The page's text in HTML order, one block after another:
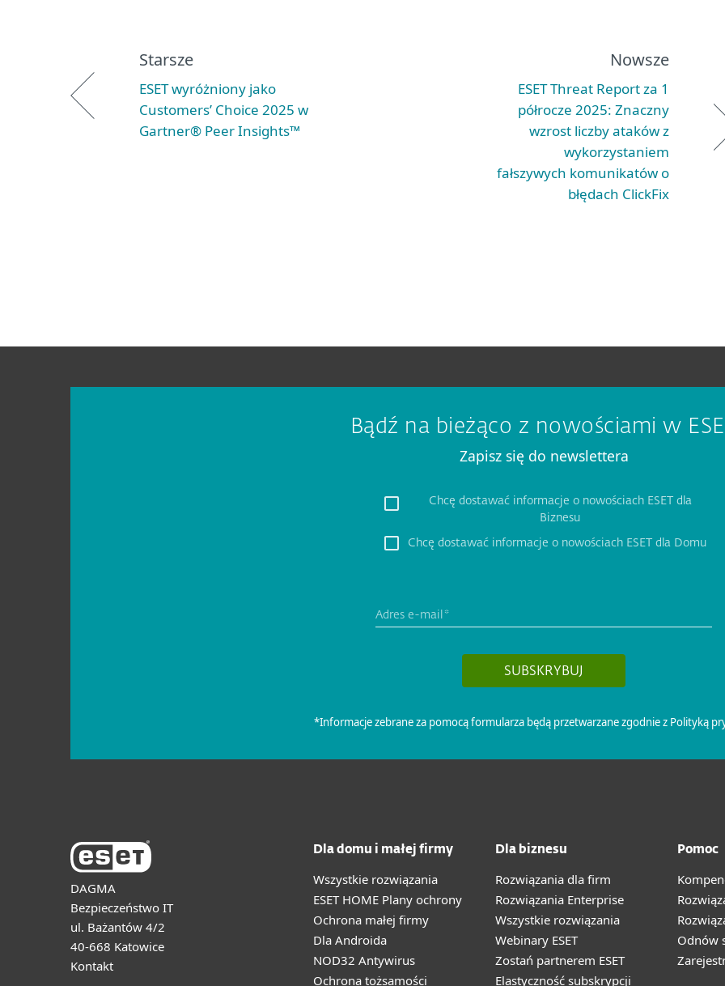
Starsze
ESET wyróżniony jako
Customers’ Choice 2025 w
Gartner® Peer Insights™
Nowsze
ESET Threat Report za 1
półrocze 2025: Znaczny
wzrost liczby ataków z
wykorzystaniem
fałszywych komunikatów o
błędach ClickFix
DAGMA
Bezpieczeństwo IT
ul. Bażantów 4/2
40-668 Katowice
Kontakt
Dla domu i małej firmy
Wszystkie rozwiązania
ESET HOME Plany ochrony
Ochrona małej firmy
Dla Androida
NOD32 Antywirus
Ochrona tożsamości
Dla biznesu
Rozwiązania dla firm
Rozwiązania Enterprise
Wszystkie rozwiązania
Webinary ESET
Zostań partnerem ESET
Elastyczność subskrypcji
Pomoc
Odnów